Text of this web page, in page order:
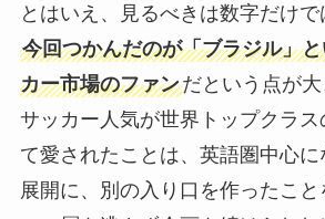
とはいえ、見るべきは数字だけで
今回つかんだのが「ブラジル」
カー市場のファンだという点が大
サッカー人気が世界トップクラス
て愛されたことは、英語圏中心
展開に、別の入り口を作ったこと